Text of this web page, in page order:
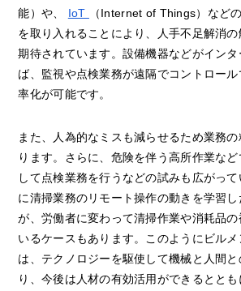
能）や、 IoT
（Internet of Things）など
を取り入れることにより、人手不足解消
期待されています。設備機器などがイン
ば、監視や点検業務が遠隔でコントロー
率化が可能です。
また、人為的なミスも減らせるため業務
ります。さらに、危険を伴う高所作業な
して点検業務を行うなどの試みも広がっ
に清掃業務のリモート操作の動きを学習し
が、労働者に変わって清掃作業や消耗品
いるケースもあります。このようにビル
は、テクノロジーを駆使して機械と人間
り、今後は人材の有効活用ができるととも